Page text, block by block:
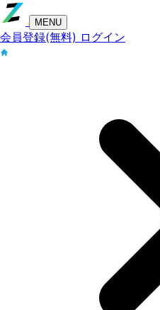
MENU
会員登録(無料) ログイン